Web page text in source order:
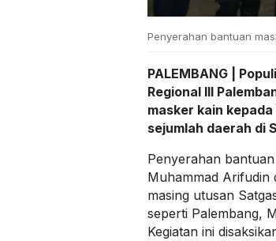
Penyerahan bantuan
PALEMBANG |
Regional III
masker kain
sejumlah daerah di
Penyerahan
Muhammad Arifudin
masing utusan
seperti Palembang,
Kegiatan ini